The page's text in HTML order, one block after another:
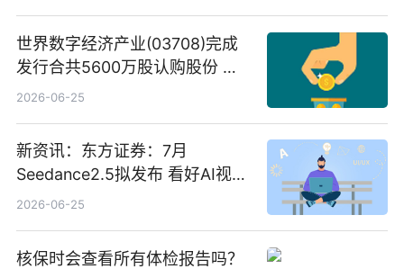
世界数字经济产业(03708)完成
发行合共5600万股认购股份 净
筹约1007万港元 独家焦点
2026-06-25
新资讯：东方证券：7月
Seedance2.5拟发布 看好AI视频
创作工作流进一步提效
2026-06-25
核保时会查看所有体检报告吗？